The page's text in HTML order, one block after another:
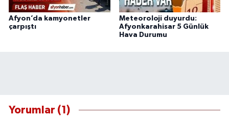
Afyon’da kamyonetler
çarpıştı
Meteoroloji duyurdu:
Afyonkarahisar 5 Günlük
Hava Durumu
Yorumlar (1)